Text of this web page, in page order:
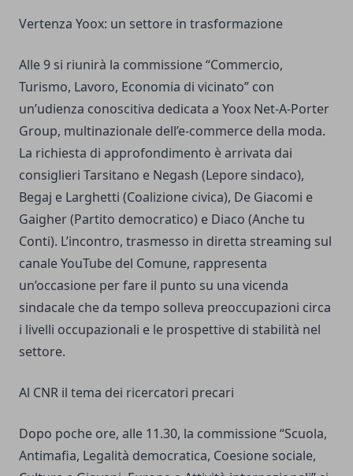
Vertenza Yoox: un settore in trasformazione
Alle 9 si riunirà la commissione “Commercio,
Turismo, Lavoro, Economia di vicinato” con
un’udienza conoscitiva dedicata a Yoox Net-A-Porter
Group, multinazionale dell’e-commerce della moda.
La richiesta di approfondimento è arrivata dai
consiglieri Tarsitano e Negash (Lepore sindaco),
Begaj e Larghetti (Coalizione civica), De Giacomi e
Gaigher (Partito democratico) e Diaco (Anche tu
Conti). L’incontro, trasmesso in diretta streaming sul
canale YouTube del Comune, rappresenta
un’occasione per fare il punto su una vicenda
sindacale che da tempo solleva preoccupazioni circa
i livelli occupazionali e le prospettive di stabilità nel
settore.
Al CNR il tema dei ricercatori precari
Dopo poche ore, alle 11.30, la commissione “Scuola,
Antimafia, Legalità democratica, Coesione sociale,